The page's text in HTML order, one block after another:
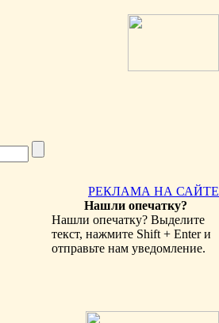
РЕКЛАМА НА САЙТЕ
Нашли опечатку?
Нашли опечатку? Выделите
текст, нажмите Shift + Enter и
отправьте нам уведомление.